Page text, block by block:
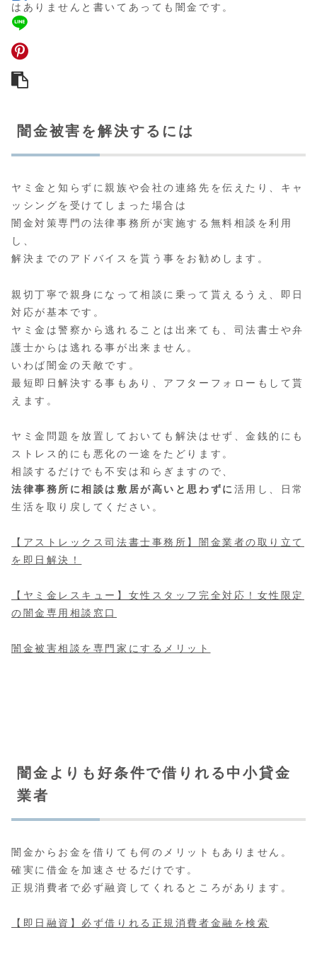
はありませんと書いてあっても闇金です。
闇金被害を解決するには
ヤミ金と知らずに親族や会社の連絡先を伝えたり、キャ
ッシングを受けてしまった場合は
闇金対策専門の法律事務所が実施する無料相談 を利用
し、
解決までのアドバイスを貰う事をお勧めします。
親切丁寧で親身になって相談に乗って貰えるうえ、即日
対応が基本です。
ヤミ金は警察から逃れることは出来ても、司法書士や弁
護士からは逃れる事が出来ません。
いわば闇金の天敵です。
最短即日解決する事もあり、アフターフォローもして貰
えます。
ヤミ金問題を放置しておいても解決はせず、金銭的にも
ストレス的にも悪化の一途をたどります。
相談するだけでも不安は和らぎますので、
法律事務所に相談は敷居が高いと思わずに 活用し、日常
生活を取り戻してください。
【アストレックス司法書士事務所】闇金業者の取り立て
を即日解決！
【ヤミ金レスキュー】女性スタッフ完全対応！女性限定
の闇金専用相談窓口
闇金被害相談を専門家にするメリット
闇金よりも好条件で借りれる中小貸金
業者
闇金からお金を借りても何のメリットもありません。
確実に借金を加速させるだけです。
正規消費者で必ず融資してくれるところがあります。
【即日融資】必ず借りれる正規消費者金融を検索